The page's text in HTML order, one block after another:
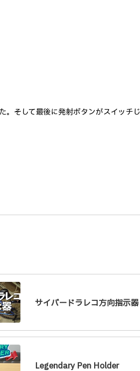
。そして最後に発射ボタンがスイッチじ
サイバードラレコ方向指示器
Legendary Pen Holder